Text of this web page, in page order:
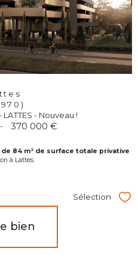
- Nouveau !
- 370 000 €
d e 84 m² de surface totale privative
à Lattes.
Sélection
bien